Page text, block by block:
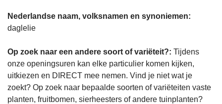
Nederlandse naam, volksnamen en synoniemen:
daglelie
Op zoek naar een andere soort of variëteit?: Tijdens
onze openingsuren kan elke particulier komen kijken,
uitkiezen en DIRECT mee nemen. Vind je niet wat je
zoekt? Op zoek naar bepaalde soorten of variëteiten vaste
planten, fruitbomen, sierheesters of andere tuinplanten?